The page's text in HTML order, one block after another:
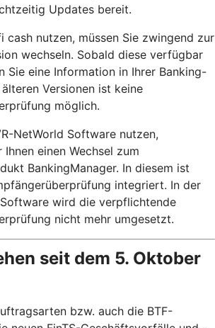
Updates bereit.
cash nutzen, müssen Sie zwingend zur
wechseln. Sobald diese verfügbar
Sie eine Information in Ihrer Banking-
Versionen ist keine
möglich.
NetWorld Software nutzen,
einen Wechsel zum
BankingManager. In diesem ist
integriert. In der
wird die verpflichtende
nicht mehr umgesetzt.
seit dem 5. Oktober
bzw. auch die BTF-